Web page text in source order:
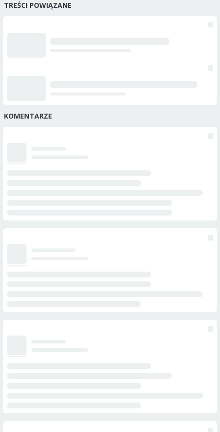
TREŚCI POWIĄZANE
KOMENTARZE